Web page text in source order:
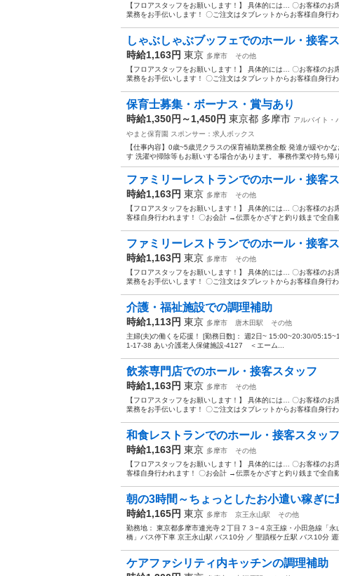
【フロアスタッフをお願いします！】 具体的には… 〇お客様の
業務をお手伝いします！ 〇ご注文はタブレットからお客様自身行
しゃぶしゃぶブッフェでのホール・接客
時給1,163円 東京 多摩市
その他
【フロアスタッフをお願いします！】 具体的には… 〇お客様の
業務をお手伝いします！ 〇ご注文はタブレットからお客様自身行
保育士募集・ボーナス・賞与あり
時給1,350円～1,450円 東京都 多摩市 アルバイト・
やまと保育園 スポンサー：求人ボックス
【仕事内容】0歳~5歳児クラスの保育補助業務全般 発達が緩やか
す 洗濯や掃除等もお願いする場合があります。 事務作業や持ち帰
ファミリーレストランでのホール・接客
時給1,163円 東京 多摩市
その他
【フロアスタッフをお願いします！】 具体的には… 〇お客様の
客様自身行われます！ 〇お会計 →伝票をかざすと釣り銭まで全自
ファミリーレストランでのホール・接客
時給1,163円 東京 多摩市
その他
【フロアスタッフをお願いします！】 具体的には… 〇お客様の
業務をお手伝いします！ 〇ご注文はタブレットからお客様自身行
介護・福祉施設での調理補助
時給1,113円 東京 多摩市 唐木田駅
その他
主婦(夫)の働くを応援！ [勤務日数]： 週2日~ 15:00~20:30/
1-17-38 あい介護老人保健施設-4127 ＜エーム...
飲茶専門店でのホール・接客スタッフ
時給1,163円 東京 多摩市
その他
【フロアスタッフをお願いします！】 具体的には… 〇お客様の
業務をお手伝いします！ 〇ご注文はタブレットからお客様自身行
和食レストランでのホール・接客スタッフ
時給1,163円 東京 多摩市
その他
【フロアスタッフをお願いします！】 具体的には… 〇お客様の
客様自身行われます！ 〇お会計 →伝票をかざすと釣り銭まで全自
朝の3時間～ちょっとしたお小遣い稼ぎ
時給1,165円 東京 多摩市 京王永山駅
その他
勤務地： 東京都多摩市連光寺２丁目７３−４京王線・小田急線「
橋」バス停下車 京王永山駅 バス10分 ／ 聖蹟桜ケ丘駅 バス10分
ケアファシリティ内キッチンの調理補助